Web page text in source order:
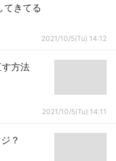
てきてる
2021/10/5(Tu) 14:12
す方法
2021/10/5(Tu) 14:11
？